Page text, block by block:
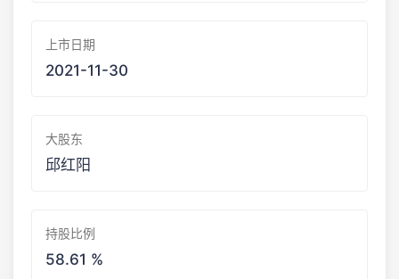
上市日期
2021-11-30
大股东
邱红阳
持股比例
58.61 %